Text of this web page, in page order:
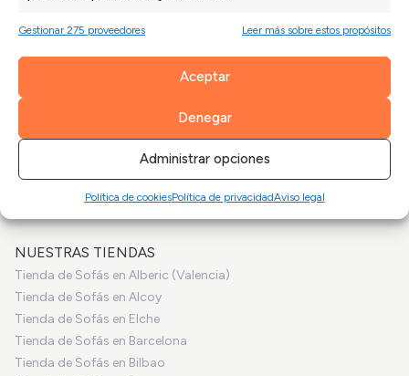
Gestionar 275 proveedores Leer más sobre estos propósitos
Aceptar
Denegar
Administrar opciones
Política de cookiesPolítica de privacidadAviso legal
Sofás rinconera baratos
Sofás Express en Valencia
SOFAVALENCIA.COM
Empresa
Sofás a medida
Blog
Vídeo consejos
¿Tienes dudas?
Financiación
Plan tranquilidad
NUESTRAS TIENDAS
Tienda de Sofás en Alberic (Valencia)
Tienda de Sofás en Alcoy
Tienda de Sofás en Elche
Tienda de Sofás en Barcelona
Tienda de Sofás en Bilbao